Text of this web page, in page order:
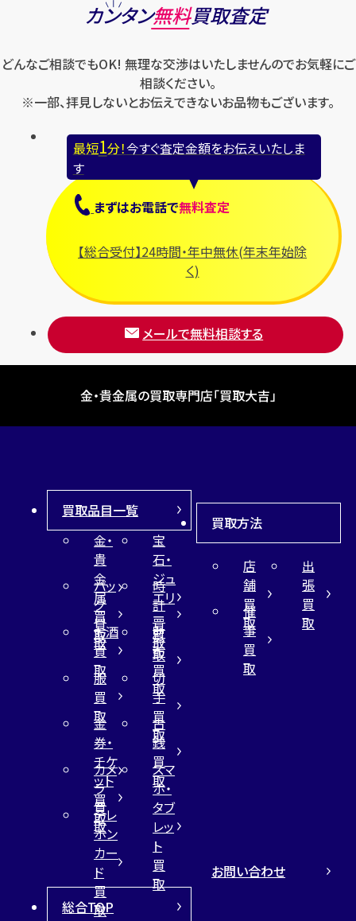
カンタン無料買取査定
どんなご相談でもOK! 無理な交渉はいたしませんのでお気軽にご
相談ください。
※一部、拝見しないとお伝えできないお品物もございます。
最短1分！今すぐ査定金額をお伝えいたしま
す
まずはお電話で無料査定
【総合受付】24時間・年中無休(年末年始除
く)
メールで無料相談する
金・貴金属の買取専門店「買取大吉」
買取品目一覧
金・
貴
金
属
買
取
宝
石・
ジュ
エリ
ー
買
取
バッ
グ
買
取
時
計
買
取
お酒
買
取
財
布
買
取
服
買
取
切
手
買
取
金
券・
チケ
ット
買
取
古
銭
買
取
カメ
ラ
買
取
スマ
ホ・
タブ
レッ
ト
買
取
テレ
ホン
カー
ド
買
取
買取方法
店
舗
買
取
出
張
買
取
催
事
買
取
総合TOP
お問い合わせ